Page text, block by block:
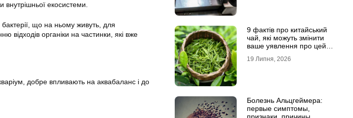
внутрішньої екосистеми.
бактерії, що на ньому живуть, для
відходів органіки на частинки, які вже
добре впливають на аквабаланс і до
9 фактів про китайський
чай, які можуть змінити
ваше уявлення про цей
19 Липня, 2026
Болезнь Альцгеймера:
первые симптомы,